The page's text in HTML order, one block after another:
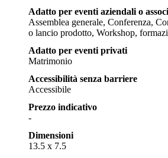
Adatto per eventi aziendali o
Assemblea generale, Conferenza,
o lancio prodotto, Workshop,
Adatto per eventi privati
Matrimonio
Accessibilità senza barriere
Accessibile
Prezzo indicativo
-
Dimensioni
13.5 x 7.5